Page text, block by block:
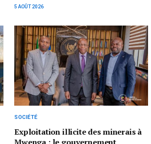
5 AOÛT 2026
SOCIÉTÉ
Exploitation illicite des minerais à